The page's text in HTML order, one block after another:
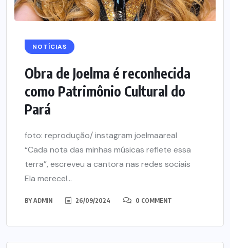
NOTÍCIAS
Obra de Joelma é reconhecida
como Patrimônio Cultural do
Pará
foto: reprodução/ instagram joelmaareal
“Cada nota das minhas músicas reflete essa
terra”, escreveu a cantora nas redes sociais
Ela merece!...
BYADMIN 26/09/2024 0 COMMENT